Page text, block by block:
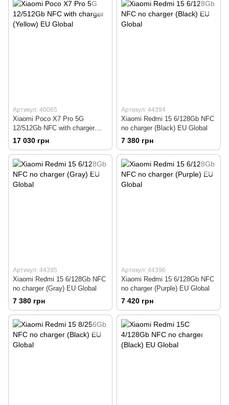
Артикул: 40065
Xiaomi Poco X7 Pro 5G
12/512Gb NFC with charger
(Yellow) EU Global
17 030 грн
Артикул: 44394
Xiaomi Redmi 15 6/128Gb NFC
no charger (Black) EU Global
7 380 грн
Артикул: 44395
Xiaomi Redmi 15 6/128Gb NFC
no charger (Gray) EU Global
7 380 грн
Артикул: 44396
Xiaomi Redmi 15 6/128Gb NFC
no charger (Purple) EU Global
7 420 грн